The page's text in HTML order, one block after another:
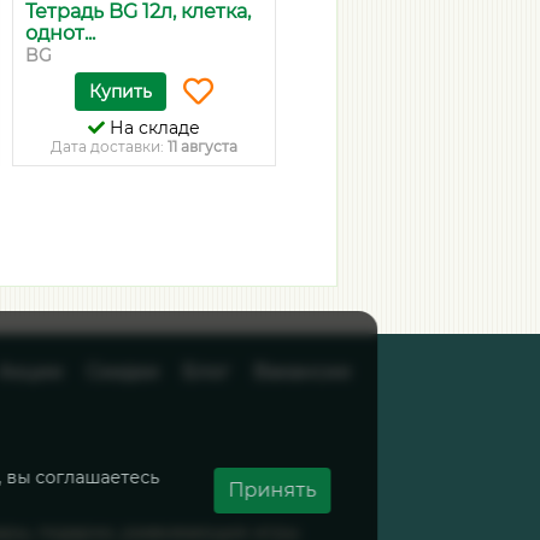
Тетрадь BG 12л, клетка,
однот...
BG
Купить
На складе
Дата доставки: 11 августа
соглашаетесь
Принять